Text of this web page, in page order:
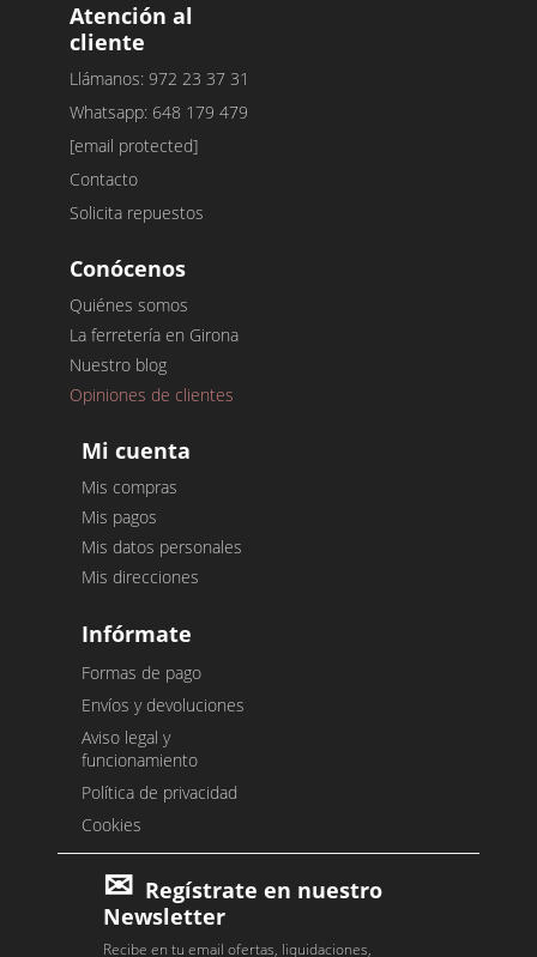
Atención al
cliente
Llámanos: 972 23 37 31
Whatsapp: 648 179 479
[email protected]
Contacto
Solicita repuestos
Conócenos
Quiénes somos
La ferretería en Girona
Nuestro blog
Opiniones de clientes
Mi cuenta
Mis compras
Mis pagos
Mis datos personales
Mis direcciones
Infórmate
Formas de pago
Envíos y devoluciones
Aviso legal y
funcionamiento
Política de privacidad
Cookies
Regístrate en nuestro
Newsletter
Recibe en tu email ofertas, liquidaciones,